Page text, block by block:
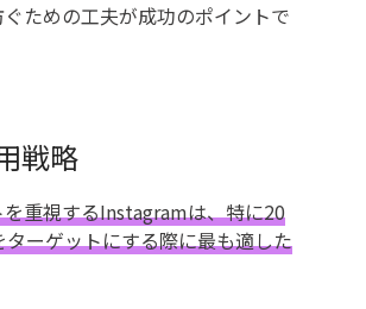
ための工夫が成功のポイントで
戦略
重視するInstagramは、特に20
ーゲットにする際に最も適した